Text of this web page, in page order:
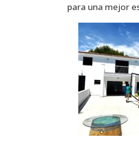
para una mejor